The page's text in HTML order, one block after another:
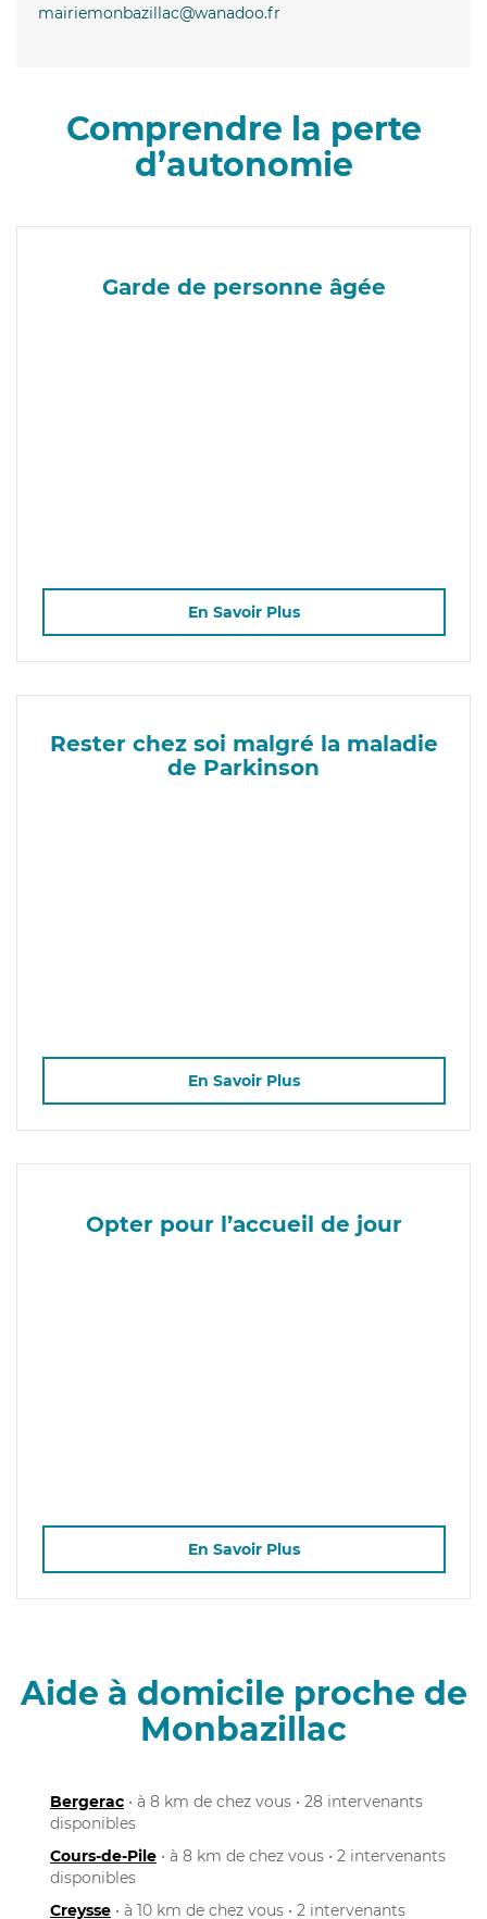
mairiemonbazillac@wanadoo.fr
Comprendre la perte
d’autonomie
Garde de personne âgée
En Savoir Plus
Rester chez soi malgré la maladie
de Parkinson
En Savoir Plus
Opter pour l’accueil de jour
En Savoir Plus
Aide à domicile proche de
Monbazillac
Bergerac • à 8 km de chez vous • 28 intervenants
disponibles
Cours-de-Pile • à 8 km de chez vous • 2 intervenants
disponibles
Creysse • à 10 km de chez vous • 2 intervenants